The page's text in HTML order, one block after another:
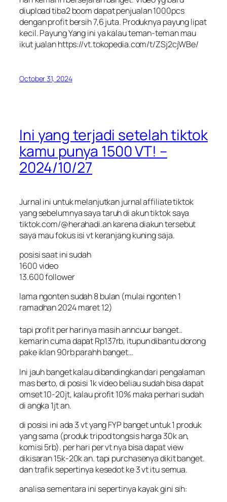
diupload tiba2 boom dapat penjualan 1000pcs
dengan profit bersih 7,6 juta. Produknya payung lipat
kecil. Payung Yang ini ya kalau teman-teman mau
ikut jualan https://vt.tokopedia.com/t/ZSj2cjWBe/
October 31, 2024
Ini yang terjadi setelah tiktok
kamu punya 1500 VT! –
2024/10/27
Jurnal ini untuk melanjutkan jurnal affiliate tiktok
yang sebelumnya saya taruh di akun tiktok saya
tiktok.com/@herahadi.an karena diakun tersebut
saya mau fokus isi vt keranjang kuning saja.
posisi saat ini sudah
1600 video
13.600 follower
lama ngonten sudah 8 bulan (mulai ngonten 1
ramadhan 2024 maret 12)
tapi profit per harinya masih anncuur banget..
kemarin cuma dapat Rp137rb, itupun dibantu dorong
pake iklan 90rb parahh banget…
Ini jauh banget kalau dibandingkan dari pengalaman
mas berto, di posisi 1k video beliau sudah bisa dapat
omset 10-20jt, kalau profit 10% maka perhari sudah
di angka 1jt an.
di posisi ini ada 3 vt yang FYP banget untuk 1 produk
yang sama (produk tripod tongsis harga 30k an,
komisi 5rb). per hari per vt nya bisa dapat view
dikisaran 15k-20k an. tapi purchasenya dikit banget.
dan trafik sepertinya kesedot ke 3 vt itu semua.
analisa sementara ini sepertinya kayak gini sih: